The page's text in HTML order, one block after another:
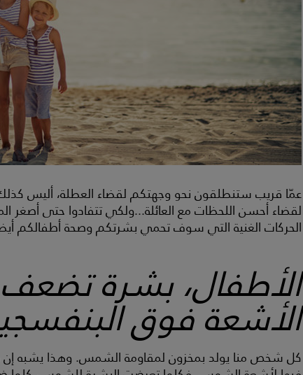
عمّا قريب ستنطلقون نحو وجهتكم لقضاء العطلة، أليس
لقضاء أحسن اللحظات مع العائلة...ولكي تتفادوا حتى
الحركات الغنية التي سوف تحمي بشرتكم وصحة أطفالكم
الأطفال، بشرة
الأشعة فوق
كل شخص منا يولد بمخزون لمقاومة الشمس. وهذا يشبه إن